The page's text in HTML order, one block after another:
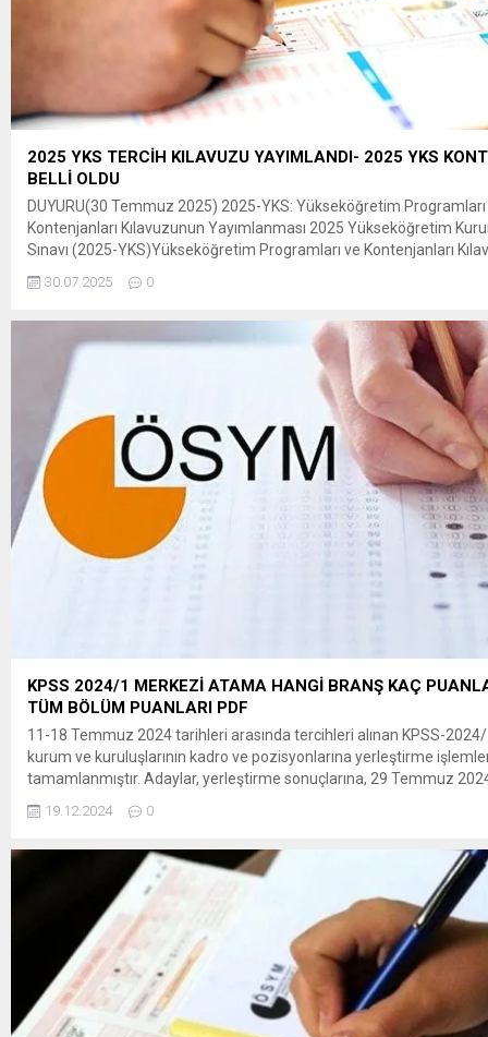
2025 YKS TERCİH KILAVUZU YAYIMLANDI- 2025 YKS
BELLİ OLDU
DUYURU(30 Temmuz 2025) 2025-YKS: Yükseköğretim
Kontenjanları Kılavuzunun Yayımlanması 2025 Yükseköğretim
Sınavı (2025-YKS)Yükseköğretim Programları ve Kontenjanları
Temmuz 2025 tarihleri arasında ÖSYM’nin https://
yayımlanacaktır. Kılavuz, adaylara ve diğer ilgililere ön bilgi vermek
süresi içinde ÖSYM’nin internet adresinden yeniden yayımlanacak
Yükseköğretim Programları...
30.07.2025 0
KPSS 2024/1 MERKEZİ ATAMA HANGİ BRANŞ KAÇ
TÜM BÖLÜM PUANLARI PDF
11-18 Temmuz 2024 tarihleri arasında tercihleri alınan KPSS-
kurum ve kuruluşlarının kadro ve pozisyonlarına yerleştirme
tamamlanmıştır. Adaylar, yerleştirme sonuçlarına, 29 Temmuz
numarası ve aday şifresiyle erişebilecektir. Yerleştirme sonuçlarına
19.12.2024 0